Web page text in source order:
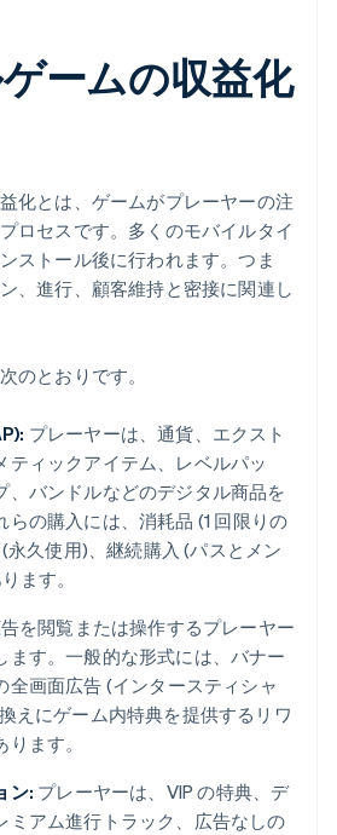
ームの収益化
化とは、ゲームがプレーヤーの注
ロセスです。多くのモバイルタイ
ストール後に行われます。つま
、進行、顧客維持と密接に関連し
のとおりです。
プレーヤーは、通貨、エクスト
ティックアイテム、レベルパッ
、バンドルなどのデジタル商品を
らの購入には、消耗品 (1 回限りの
永久使用)、継続購入 (パスとメン
ます。
を閲覧または操作するプレーヤー
ます。一般的な形式には、バナー
全画面広告 (インタースティシャ
えにゲーム内特典を提供するリワ
ます。
ン: プレーヤーは、VIP の特典、デ
ミアム進行トラック、広告なしの